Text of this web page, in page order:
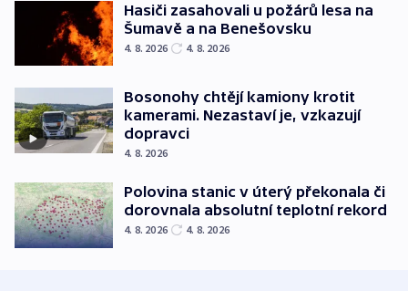
Hasiči zasahovali u požárů lesa na
Šumavě a na Benešovsku
4. 8. 2026 4. 8. 2026
Bosonohy chtějí kamiony krotit
kamerami. Nezastaví je, vzkazují
dopravci
4. 8. 2026
Polovina stanic v úterý překonala či
dorovnala absolutní teplotní rekord
4. 8. 2026 4. 8. 2026